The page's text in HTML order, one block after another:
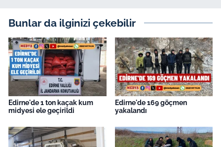
Bunlar da ilginizi çekebilir
Edirne'de 1 ton kaçak kum
midyesi ele geçirildi
Edirne'de 169 göçmen
yakalandı